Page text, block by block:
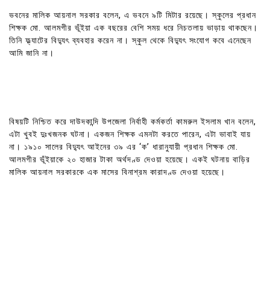
ভবনের মালিক আয়নাল সরকার বলেন, এ ভবনে ৯টি মিটার রয়েছে। স্কুলের প্রধান
শিক্ষক মো. আলমগীর ভূঁইয়া এক বছরের বেশি সময় ধরে নিচতলায় ভাড়ায় থাকছেন।
তিনি ফ্ল্যাটের বিদ্যুৎ ব্যবহার করেন না। স্কুল থেকে বিদ্যুৎ সংযোগ কবে এনেছেন
আমি জানি না।
বিষয়টি নিশ্চিত করে দাউদকান্দি উপজেলা নির্বাহী কর্মকর্তা কামরুল ইসলাম খান বলেন,
এটা খুবই দুঃখজনক ঘটনা। একজন শিক্ষক এমনটা করতে পারেন, এটা ভাবাই যায়
না। ১৯১০ সালের বিদ্যুৎ আইনের ৩৯ এর ‘ক’ ধারানুযায়ী প্রধান শিক্ষক মো.
আলমগীর ভূঁইয়াকে ২০ হাজার টাকা অর্থদণ্ড দেওয়া হয়েছে। একই ঘটনায় বাড়ির
মালিক আয়নাল সরকারকে এক মাসের বিনাশ্রম কারাদণ্ড দেওয়া হয়েছে।